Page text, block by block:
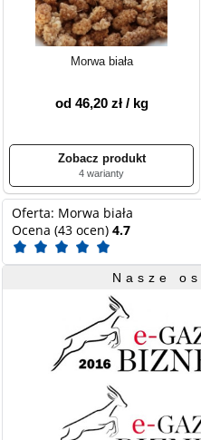
Morwa biała
od 46,20 zł / kg
4 warianty
Oferta: Morwa biała
Ocena (43 ocen)4.7
Nasze